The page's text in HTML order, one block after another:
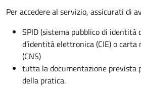
Per accedere al servizio, assicurati di
SPID (sistema pubblico di identità
d’identità elettronica (CIE) o carta
(CNS)
tutta la documentazione prevista
della pratica.